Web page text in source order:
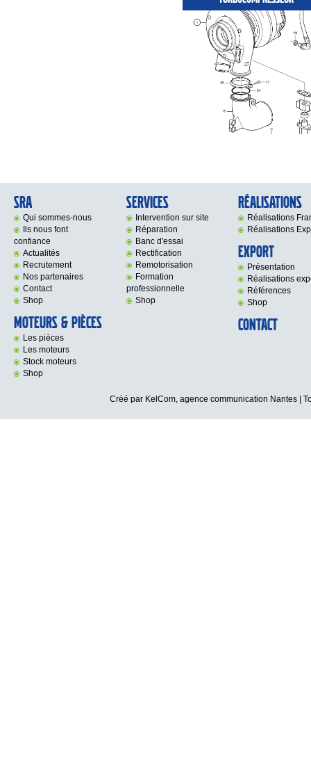
SRA
Qui sommes-nous
Ils nous font
confiance
Actualités
Recrutement
Nos partenaires
Contact
Shop
Moteurs & Pièces
Les pièces
Les moteurs
Stock moteurs
Shop
Services
Intervention sur site
Réparation
Banc d'essai
Rectification
Remotorisation
Formation
professionnelle
Shop
Réalisations
Réalisations
Réalisations
Export
Présentation
Réalisations
Références
Shop
Contact
Créé par KelCom, agence communication Nantes |